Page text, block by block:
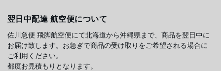
翌日中配達 航空便について
佐川急便 飛脚航空便にて北海道から沖縄県まで、商品を翌日中に
お届け致します。お急ぎで商品の受け取りをご希望される場合に
ご利用ください。
都度お見積もりとなります。